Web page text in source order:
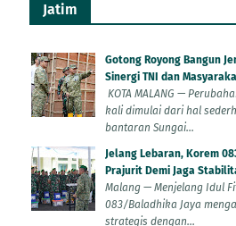
Jatim
Gotong Royong Bangun
Sinergi TNI dan
KOTA MALANG —
kali dimulai dari hal
bantaran Sungai...
Jelang Lebaran, Korem
Prajurit Demi Jaga
Malang — Menjelang Idul
083/Baladhika Jaya
strategis dengan...